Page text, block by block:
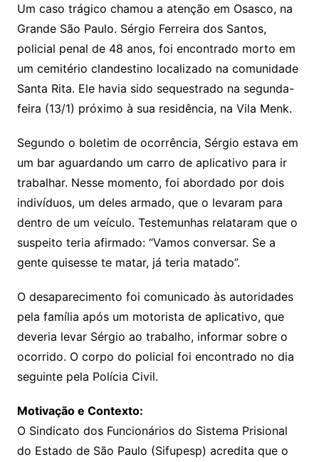
Um caso trágico chamou a atenção em Osasco, na
Grande São Paulo. Sérgio Ferreira dos Santos,
policial penal de 48 anos, foi encontrado morto em
um cemitério clandestino localizado na comunidade
Santa Rita. Ele havia sido sequestrado na segunda-
feira (13/1) próximo à sua residência, na Vila Menk.
Segundo o boletim de ocorrência, Sérgio estava em
um bar aguardando um carro de aplicativo para ir
trabalhar. Nesse momento, foi abordado por dois
indivíduos, um deles armado, que o levaram para
dentro de um veículo. Testemunhas relataram que o
suspeito teria afirmado: “Vamos conversar. Se a
gente quisesse te matar, já teria matado”.
O desaparecimento foi comunicado às autoridades
pela família após um motorista de aplicativo, que
deveria levar Sérgio ao trabalho, informar sobre o
ocorrido. O corpo do policial foi encontrado no dia
seguinte pela Polícia Civil.
Motivação e Contexto:
O Sindicato dos Funcionários do Sistema Prisional
do Estado de São Paulo (Sifupesp) acredita que o